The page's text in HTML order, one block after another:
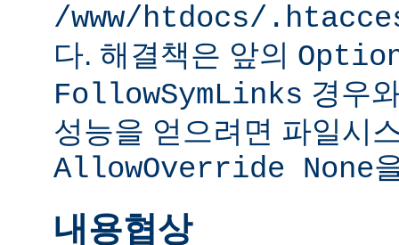
/www/htdocs/
다. 해결책은 앞의
FollowSymLinks 경우
성능을 얻으려면 파일시
AllowOverride None
내용협상